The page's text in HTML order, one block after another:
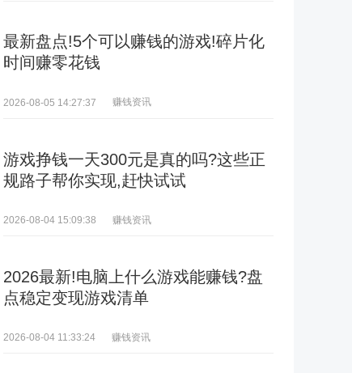
最新盘点!5个可以赚钱的游戏!碎片化
时间赚零花钱
2026-08-05 14:27:37 赚钱资讯
游戏挣钱一天300元是真的吗?这些正
规路子帮你实现,赶快试试
2026-08-04 15:09:38 赚钱资讯
2026最新!电脑上什么游戏能赚钱?盘
点稳定变现游戏清单
2026-08-04 11:33:24 赚钱资讯